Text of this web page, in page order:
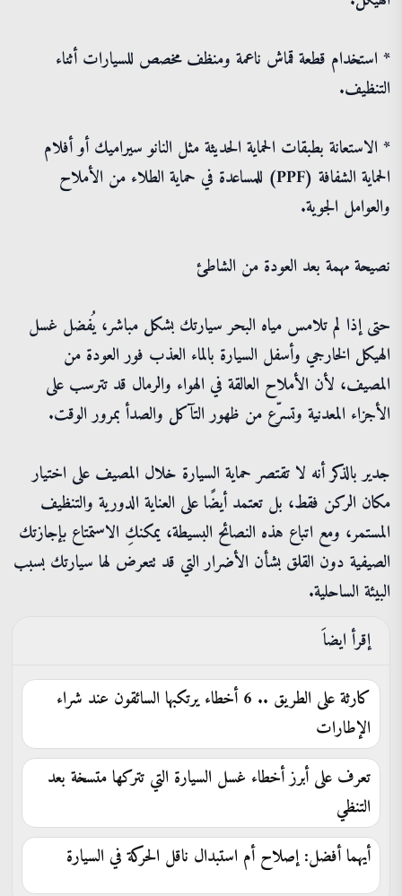
* استخدام قطعة قماش ناعمة ومنظف مخصص للسيارات أثناء
التنظيف.
* الاستعانة بطبقات الحماية الحديثة مثل النانو سيراميك أو أفلام
الحماية الشفافة (PPF) للمساعدة في حماية الطلاء من الأملاح
والعوامل الجوية.
نصيحة مهمة بعد العودة من الشاطئ
حتى إذا لم تلامس مياه البحر سيارتك بشكل مباشر، يُفضل غسل
الهيكل الخارجي وأسفل السيارة بالماء العذب فور العودة من
المصيف، لأن الأملاح العالقة في الهواء والرمال قد تترسب على
الأجزاء المعدنية وتسرّع من ظهور التآكل والصدأ بمرور الوقت.
جدير بالذكر أنه لا تقتصر حماية السيارة خلال المصيف على اختيار
مكان الركن فقط، بل تعتمد أيضًا على العناية الدورية والتنظيف
المستمر، ومع اتباع هذه النصائح البسيطة، يمكنكِ الاستمتاع بإجازتك
الصيفية دون القلق بشأن الأضرار التي قد تتعرض لها سيارتك بسبب
البيئة الساحلية.
إقرأ ايضاَ
كارثة على الطريق .. 6 أخطاء يرتكبها السائقون عند شراء
الإطارات
تعرف على أبرز أخطاء غسل السيارة التي تتركها متسخة بعد
التنظي
أيهما أفضل: إصلاح أم استبدال ناقل الحركة في السيارة